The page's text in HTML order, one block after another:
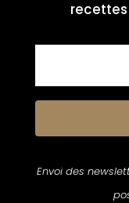
Envoi des